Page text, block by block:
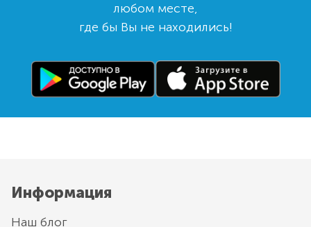
любом месте,
где бы Вы не находились!
Информация
Наш блог